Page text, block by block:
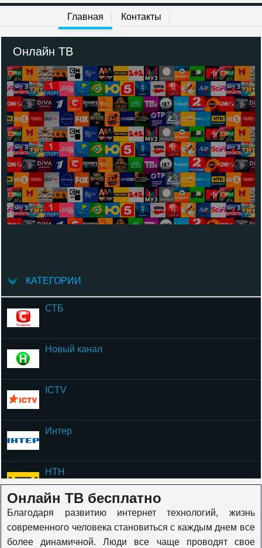
Главная Контакты
Онлайн ТВ
КАТЕГОРИИ
СТБ
Новый канал
ICTV
Интер
НТН
ОЦЕ
Онлайн ТВ бесплатно
Благодаря развитию интернет технологий, жизнь
современного человека становиться с каждым днем все
более динамичной. Люди все чаще проводят свое